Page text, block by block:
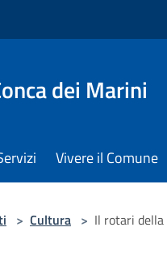
dei Marini
Vivere il Comune
> Cultura > Il rotari della